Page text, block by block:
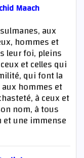
Maach
aux
hommes et
leur foi, pleins
et celles qui
qui font la
hommes et
à ceux et
nom, à tous
et une immense